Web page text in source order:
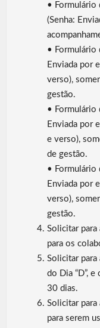
• Formulário
(Senha:
• Formulário
Enviada por
verso),
gestão.
• Formulário
Enviada por
e verso),
de gestão.
• Formulário
Enviada por
verso),
gestão.
Solicitar para
para os
Solicitar para
do Dia “D”,
30 dias.
Solicitar para
para serem